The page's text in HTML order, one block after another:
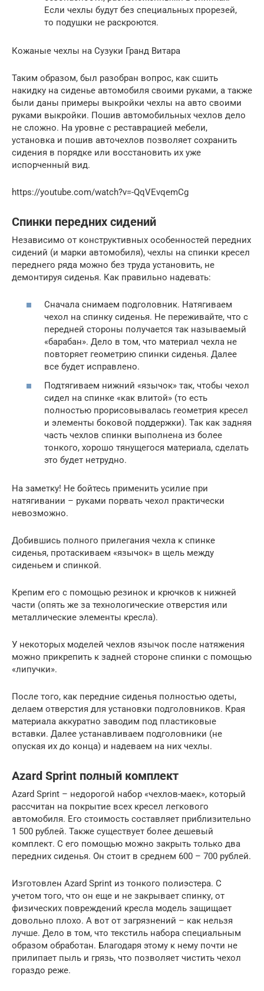
Если чехлы будут без специальных прорезей,
то подушки не раскроются.
Кожаные чехлы на Сузуки Гранд Витара
Таким образом, был разобран вопрос, как сшить
накидку на сиденье автомобиля своими руками, а также
были даны примеры выкройки чехлы на авто своими
руками выкройки. Пошив автомобильных чехлов дело
не сложно. На уровне с реставрацией мебели,
установка и пошив авточехлов позволяет сохранить
сидения в порядке или восстановить их уже
испорченный вид.
https://youtube.com/watch?v=-QqVEvqemCg
Спинки передних сидений
Независимо от конструктивных особенностей передних
сидений (и марки автомобиля), чехлы на спинки кресел
переднего ряда можно без труда установить, не
демонтируя сиденья. Как правильно надевать:
Сначала снимаем подголовник. Натягиваем
чехол на спинку сиденья. Не переживайте, что с
передней стороны получается так называемый
«барабан». Дело в том, что материал чехла не
повторяет геометрию спинки сиденья. Далее
все будет исправлено.
Подтягиваем нижний «язычок» так, чтобы чехол
сидел на спинке «как влитой» (то есть
полностью прорисовывалась геометрия кресел
и элементы боковой поддержки). Так как задняя
часть чехлов спинки выполнена из более
тонкого, хорошо тянущегося материала, сделать
это будет нетрудно.
На заметку! Не бойтесь применить усилие при
натягивании – руками порвать чехол практически
невозможно.
Добившись полного прилегания чехла к спинке
сиденья, протаскиваем «язычок» в щель между
сиденьем и спинкой.
Крепим его с помощью резинок и крючков к нижней
части (опять же за технологические отверстия или
металлические элементы кресла).
У некоторых моделей чехлов язычок после натяжения
можно прикрепить к задней стороне спинки с помощью
«липучки».
После того, как передние сиденья полностью одеты,
делаем отверстия для установки подголовников. Края
материала аккуратно заводим под пластиковые
вставки. Далее устанавливаем подголовники (не
опуская их до конца) и надеваем на них чехлы.
Azard Sprint полный комплект
Azard Sprint – недорогой набор «чехлов-маек», который
рассчитан на покрытие всех кресел легкового
автомобиля. Его стоимость составляет приблизительно
1 500 рублей. Также существует более дешевый
комплект. С его помощью можно закрыть только два
передних сиденья. Он стоит в среднем 600 – 700 рублей.
Изготовлен Azard Sprint из тонкого полиэстера. С
учетом того, что он еще и не закрывает спинку, от
физических повреждений кресла модель защищает
довольно плохо. А вот от загрязнений – как нельзя
лучше. Дело в том, что текстиль набора специальным
образом обработан. Благодаря этому к нему почти не
прилипает пыль и грязь, что позволяет чистить чехол
гораздо реже.